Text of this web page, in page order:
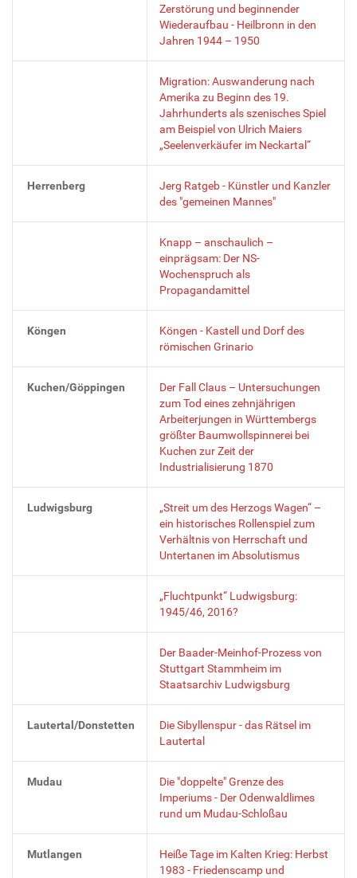
Zerstörung und beginnender
Wiederaufbau - Heilbronn in den
Jahren 1944 – 1950
Migration: Auswanderung nach
Amerika zu Beginn des 19.
Jahrhunderts als szenisches Spiel
am Beispiel von Ulrich Maiers
„Seelenverkäufer im Neckartal“
Herrenberg
Jerg Ratgeb - Künstler und Kanzler
des "gemeinen Mannes"
Knapp – anschaulich –
einprägsam: Der NS-
Wochenspruch als
Propagandamittel
Köngen
Köngen - Kastell und Dorf des
römischen Grinario
Kuchen/Göppingen
Der Fall Claus – Untersuchungen
zum Tod eines zehnjährigen
Arbeiterjungen in Württembergs
größter Baumwollspinnerei bei
Kuchen zur Zeit der
Industrialisierung 1870
Ludwigsburg
„Streit um des Herzogs Wagen“ –
ein historisches Rollenspiel zum
Verhältnis von Herrschaft und
Untertanen im Absolutismus
„Fluchtpunkt“ Ludwigsburg:
1945/46, 2016?
Der Baader-Meinhof-Prozess von
Stuttgart Stammheim im
Staatsarchiv Ludwigsburg
Lautertal/Donstetten
Die Sibyllenspur - das Rätsel im
Lautertal
Mudau
Die "doppelte" Grenze des
Imperiums - Der Odenwaldlimes
rund um Mudau-Schloßau
Mutlangen
Heiße Tage im Kalten Krieg: Herbst
1983 - Friedenscamp und